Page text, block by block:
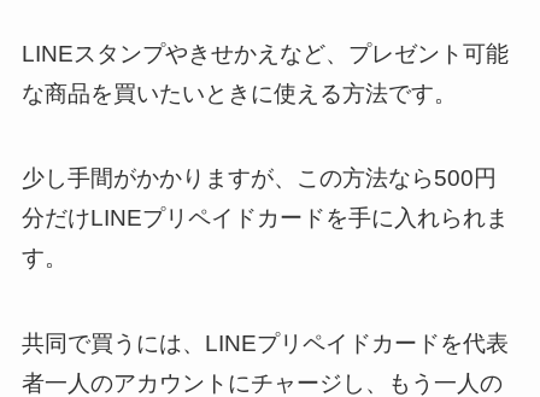
LINEスタンプやきせかえなど、プレゼント可能
な商品を買いたいときに使える方法です。
少し手間がかかりますが、この方法なら500円
分だけLINEプリペイドカードを手に入れられま
す。
共同で買うには、LINEプリペイドカードを代表
者一人のアカウントにチャージし、もう一人の